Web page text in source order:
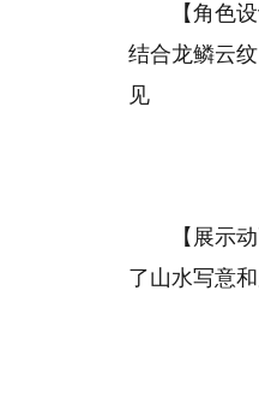
【角色
结合龙鳞云
见
【展示
了山水写意